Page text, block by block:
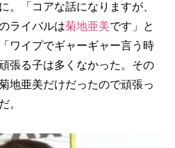
。「コアな話になりますが、
ライバルは菊地亜美です」と
ワイプでギャーギャー言う時
張る子は多くなかった。その
地亜美だけだったので頑張っ
。